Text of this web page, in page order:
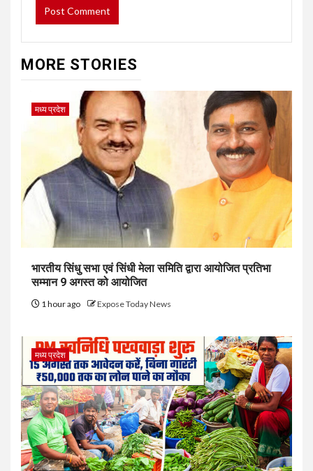
MORE STORIES
मध्य प्रदेश
भारतीय सिंधु सभा एवं सिंधी मेला समिति द्वारा आयोजित प्रतिभा
सम्मान 9 अगस्त को आयोजित
1 hour ago Expose Today News
मध्य प्रदेश